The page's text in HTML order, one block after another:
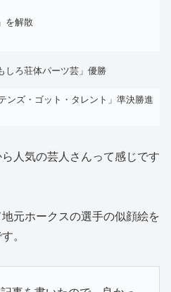
を解散
しろ荘体パーツ芸」優勝
ンズ・ゴット・タレント」準決勝進
人気の芸人さんって感じです
元ホークスの選手の似顔絵を
。